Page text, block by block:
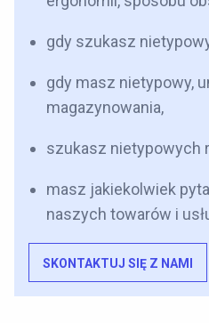
gdy szukasz
gdy masz nietypowy,
magazynowania,
szukasz nietypowych
masz jakiekolwiek
naszych towarów i
SKONTAKTUJ SIĘ Z NAMI